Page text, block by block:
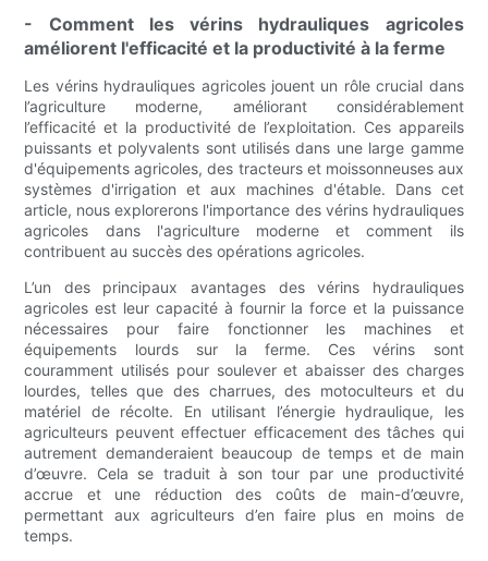
- Comment les vérins hydrauliques agricoles
améliorent l'efficacité et la productivité à la ferme
Les vérins hydrauliques agricoles jouent un rôle crucial dans
l’agriculture moderne, améliorant considérablement
l’efficacité et la productivité de l’exploitation. Ces appareils
puissants et polyvalents sont utilisés dans une large gamme
d'équipements agricoles, des tracteurs et moissonneuses aux
systèmes d'irrigation et aux machines d'étable. Dans cet
article, nous explorerons l'importance des vérins hydrauliques
agricoles dans l'agriculture moderne et comment ils
contribuent au succès des opérations agricoles.
L’un des principaux avantages des vérins hydrauliques
agricoles est leur capacité à fournir la force et la puissance
nécessaires pour faire fonctionner les machines et
équipements lourds sur la ferme. Ces vérins sont
couramment utilisés pour soulever et abaisser des charges
lourdes, telles que des charrues, des motoculteurs et du
matériel de récolte. En utilisant l’énergie hydraulique, les
agriculteurs peuvent effectuer efficacement des tâches qui
autrement demanderaient beaucoup de temps et de main
d’œuvre. Cela se traduit à son tour par une productivité
accrue et une réduction des coûts de main-d’œuvre,
permettant aux agriculteurs d’en faire plus en moins de
temps.